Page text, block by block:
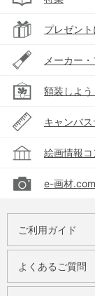
プレゼン
メーカー
額装しよ
キャンバ
絵画情報
e-画材
ご利用ガイド
よくあるご質問